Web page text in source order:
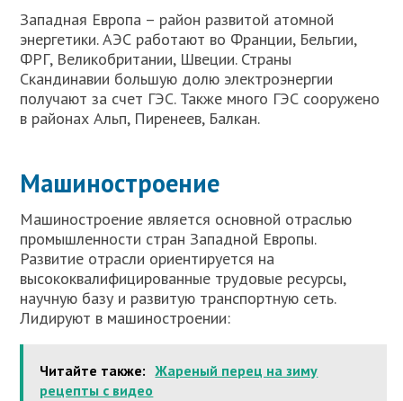
Западная Европа – район развитой атомной
энергетики. АЭС работают во Франции, Бельгии,
ФРГ, Великобритании, Швеции. Страны
Скандинавии большую долю электроэнергии
получают за счет ГЭС. Также много ГЭС сооружено
в районах Альп, Пиренеев, Балкан.
Машиностроение
Машиностроение является основной отраслью
промышленности стран Западной Европы.
Развитие отрасли ориентируется на
высококвалифицированные трудовые ресурсы,
научную базу и развитую транспортную сеть.
Лидируют в машиностроении:
Читайте также: Жареный перец на зиму
рецепты с видео